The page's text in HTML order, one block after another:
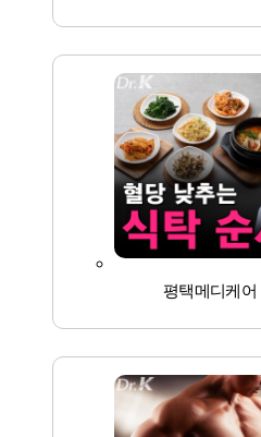
평택메디케어